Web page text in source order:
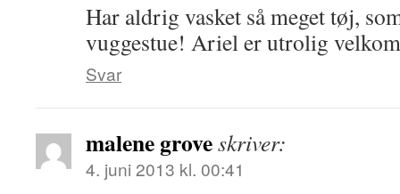
Har aldrig vasket så meget tøj,
vuggestue! Ariel er utrolig
Svar
malene groveskriver:
4. juni 2013 kl. 00:41